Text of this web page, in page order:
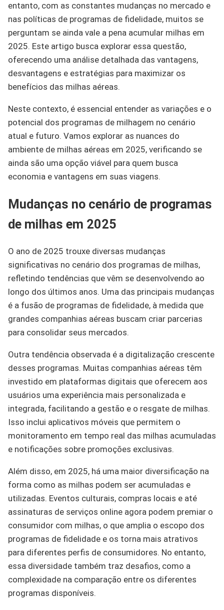
entanto, com as constantes mudanças no mercado e
nas políticas de programas de fidelidade, muitos se
perguntam se ainda vale a pena acumular milhas em
2025. Este artigo busca explorar essa questão,
oferecendo uma análise detalhada das vantagens,
desvantagens e estratégias para maximizar os
benefícios das milhas aéreas.
Neste contexto, é essencial entender as variações e o
potencial dos programas de milhagem no cenário
atual e futuro. Vamos explorar as nuances do
ambiente de milhas aéreas em 2025, verificando se
ainda são uma opção viável para quem busca
economia e vantagens em suas viagens.
Mudanças no cenário de programas
de milhas em 2025
O ano de 2025 trouxe diversas mudanças
significativas no cenário dos programas de milhas,
refletindo tendências que vêm se desenvolvendo ao
longo dos últimos anos. Uma das principais mudanças
é a fusão de programas de fidelidade, à medida que
grandes companhias aéreas buscam criar parcerias
para consolidar seus mercados.
Outra tendência observada é a digitalização crescente
desses programas. Muitas companhias aéreas têm
investido em plataformas digitais que oferecem aos
usuários uma experiência mais personalizada e
integrada, facilitando a gestão e o resgate de milhas.
Isso inclui aplicativos móveis que permitem o
monitoramento em tempo real das milhas acumuladas
e notificações sobre promoções exclusivas.
Além disso, em 2025, há uma maior diversificação na
forma como as milhas podem ser acumuladas e
utilizadas. Eventos culturais, compras locais e até
assinaturas de serviços online agora podem premiar o
consumidor com milhas, o que amplia o escopo dos
programas de fidelidade e os torna mais atrativos
para diferentes perfis de consumidores. No entanto,
essa diversidade também traz desafios, como a
complexidade na comparação entre os diferentes
programas disponíveis.